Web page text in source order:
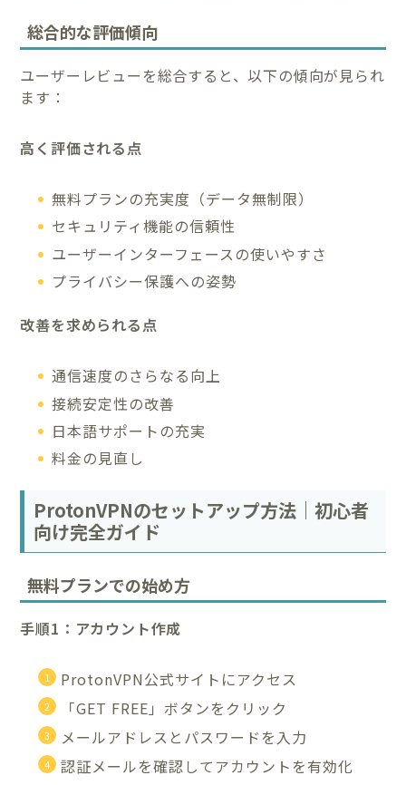
総合的な評価傾向
ユーザーレビューを総合すると、以下の傾向が見られ
ます：
高く評価される点
無料プランの充実度（データ無制限）
セキュリティ機能の信頼性
ユーザーインターフェースの使いやすさ
プライバシー保護への姿勢
改善を求められる点
通信速度のさらなる向上
接続安定性の改善
日本語サポートの充実
料金の見直し
ProtonVPNのセットアップ方法｜初心者
向け完全ガイド
無料プランでの始め方
手順1：アカウント作成
ProtonVPN公式サイトにアクセス
「GET FREE」ボタンをクリック
メールアドレスとパスワードを入力
認証メールを確認してアカウントを有効化